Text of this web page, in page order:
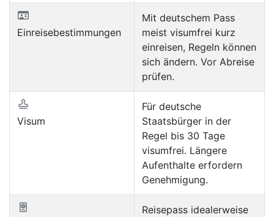
Einreisebestimmungen
Mit deutschem Pass
meist visumfrei kurz
einreisen, Regeln können
sich ändern. Vor Abreise
prüfen.
Visum
Für deutsche
Staatsbürger in der
Regel bis 30 Tage
visumfrei. Längere
Aufenthalte erfordern
Genehmigung.
Reisepass idealerweise